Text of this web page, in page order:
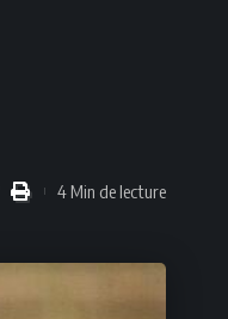
4 Min de lecture